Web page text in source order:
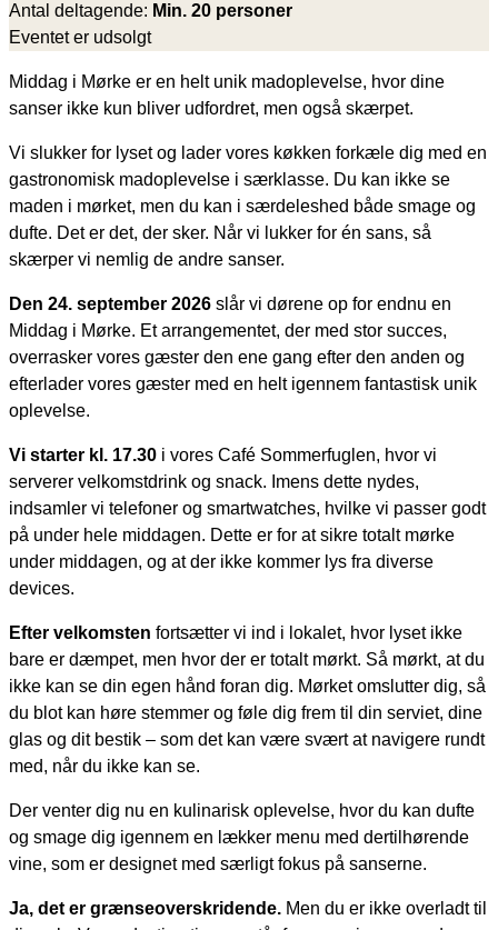
Antal deltagende: Min. 20 personer
Eventet er udsolgt
Middag i Mørke er en helt unik madoplevelse, hvor dine
sanser ikke kun bliver udfordret, men også skærpet.
Vi slukker for lyset og lader vores køkken forkæle dig med en
gastronomisk madoplevelse i særklasse. Du kan ikke se
maden i mørket, men du kan i særdeleshed både smage og
dufte. Det er det, der sker. Når vi lukker for én sans, så
skærper vi nemlig de andre sanser.
Den 24. september 2026 slår vi dørene op for endnu en
Middag i Mørke. Et arrangementet, der med stor succes,
overrasker vores gæster den ene gang efter den anden og
efterlader vores gæster med en helt igennem fantastisk unik
oplevelse.
Vi starter kl. 17.30 i vores Café Sommerfuglen, hvor vi
serverer velkomstdrink og snack. Imens dette nydes,
indsamler vi telefoner og smartwatches, hvilke vi passer godt
på under hele middagen. Dette er for at sikre totalt mørke
under middagen, og at der ikke kommer lys fra diverse
devices.
Efter velkomsten fortsætter vi ind i lokalet, hvor lyset ikke
bare er dæmpet, men hvor der er totalt mørkt. Så mørkt, at du
ikke kan se din egen hånd foran dig. Mørket omslutter dig, så
du blot kan høre stemmer og føle dig frem til din serviet, dine
glas og dit bestik – som det kan være svært at navigere rundt
med, når du ikke kan se.
Der venter dig nu en kulinarisk oplevelse, hvor du kan dufte
og smage dig igennem en lækker menu med dertilhørende
vine, som er designet med særligt fokus på sanserne.
Ja, det er grænseoverskridende. Men du er ikke overladt til